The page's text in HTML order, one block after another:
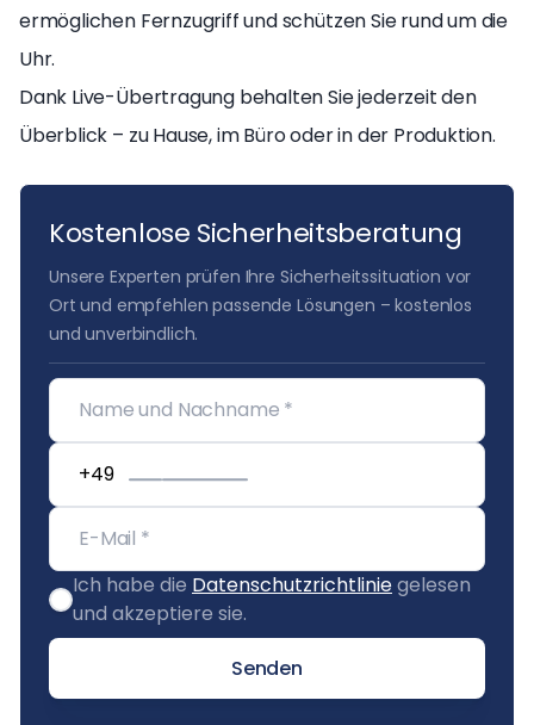
ermöglichen Fernzugriff und schützen Sie rund um die
Uhr.
Dank Live-Übertragung behalten Sie jederzeit den
Überblick – zu Hause, im Büro oder in der Produktion.
Kostenlose Sicherheitsberatung
Unsere Experten prüfen Ihre Sicherheitssituation vor
Ort und empfehlen passende Lösungen – kostenlos
und unverbindlich.
Ich habe die Datenschutzrichtliniegelesen
und akzeptiere sie.
Senden